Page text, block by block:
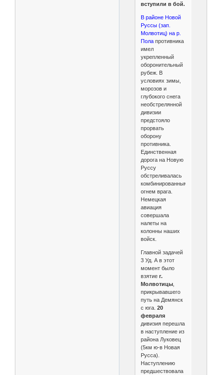
вступили в бой.
В районе Новой
Руссы (зап.
Молвотиц) на р.
Полапротивника
имел
укрепленный
оборонительный
рубеж. В
условиях зимы,
морозов и
глубокого снега
необстрелянной
дивизии
предстояло
прорвать
оборону
противника.
Единственная
дорога на Новую
Руссу
обстреливалась
комбинированным
огнем врага.
Немецкая
авиация
совершала
налеты на
колонны наших
войск.
Главной задачей
3 Уд. А в этот
момент было
взятие г.
Молвотицы,
прикрывавшего
путь на Демянск
с юга. 20
февраля
дивизия перешла
в наступление из
района Луковец
(5км ю-в Новая
Русса).
Наступлению
предшествовала